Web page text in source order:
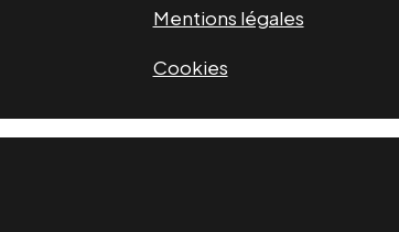
Mentions légales
Cookies